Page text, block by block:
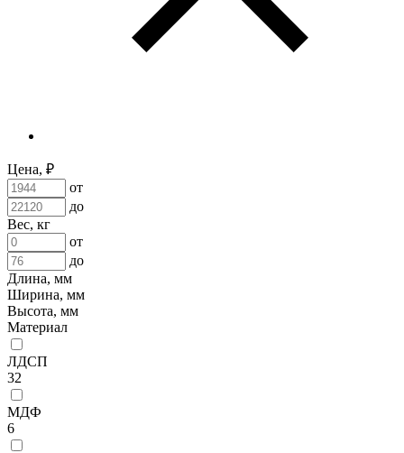
Цена, ₽
от
до
Вес, кг
от
до
Длина, мм
Ширина, мм
Высота, мм
Материал
ЛДСП
32
МДФ
6